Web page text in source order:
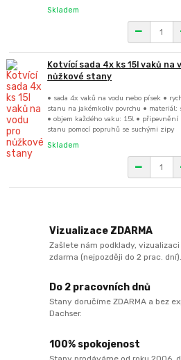
Skladem
Kotvící sada 4x ks 15l vaků na
nůžkové stany
• sada 4x vaků na vodu nebo písek •
stanu na jakémkoliv povrchu • materiál:
• objem každého vaku: 15l •
stanu pomocí popruhů se suchými zipy
Skladem
Vizualizace ZDARMA
Zašlete nám podklady,
zdarma (nejpozději do 2 prac. dní).
Do 2 pracovních dnů
Stany doručíme ZDARMA a bez
Dachser.
100% spokojenost